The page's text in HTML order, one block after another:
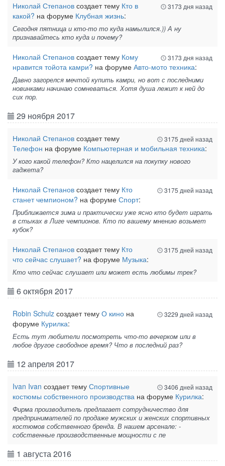
3173 дня назад
Николай Степанов создает тему Кто в
какой? на форуме Клубная жизнь:
Сегодня пятница и кто-то то куда намылился.)) А ну
признавайтесь кто куда и почему?
3173 дня назад
Николай Степанов создает тему Кому
нравится тойота камри? на форуме Авто-мото техника:
Давно загорелся мечтой купить камри, но вот с последними
новинками начинаю сомневаться. Хотя душа лежит к ней до
сих пор.
29 ноября 2017
3175 дней назад
Николай Степанов создает тему
Телефон на форуме Компьютерная и мобильная техника:
У кого какой телефон? Кто нацелился на покупку нового
гаджета?
3175 дней назад
Николай Степанов создает тему Кто
станет чемпионом? на форуме Спорт:
Приближается зима и практически уже ясно кто будет играть
в стыках в Лиге чемпионов. Кто по вашему мнению возьмет
кубок?
3175 дней назад
Николай Степанов создает тему Кто
что сейчас слушает? на форуме Музыка:
Кто что сейчас слушает или может есть любимы трек?
6 октября 2017
3229 дней назад
Robin Schulz создает тему О кино на
форуме Курилка:
Есть тут любители посмотреть что-то вечерком или в
любое другое свободное время? Что в последний раз?
12 апреля 2017
3406 дней назад
Ivan Ivan создает тему Спортивные
костюмы собственного производства на форуме Курилка:
Фирма производитель предлагает сотрудничество для
предпринимателей по продаже мужских и женских спортивных
костюмов собственного бренда. В нашем арсенале: -
собственные производственные мощности с пе
1 августа 2016